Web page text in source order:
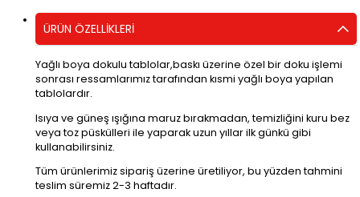
ÜRÜN ÖZELLIKLERI
Yağlı boya dokulu tablolar,baskı üzerine özel bir doku işlemi
sonrası ressamlarımız tarafından kısmi yağlı boya yapılan
tablolardır.
Isıya ve güneş ışığına maruz bırakmadan, temizliğini kuru bez
veya toz püskülleri ile yaparak uzun yıllar ilk günkü gibi
kullanabilirsiniz.
Tüm ürünlerimiz sipariş üzerine üretiliyor, bu yüzden tahmini
teslim süremiz 2-3 haftadır.